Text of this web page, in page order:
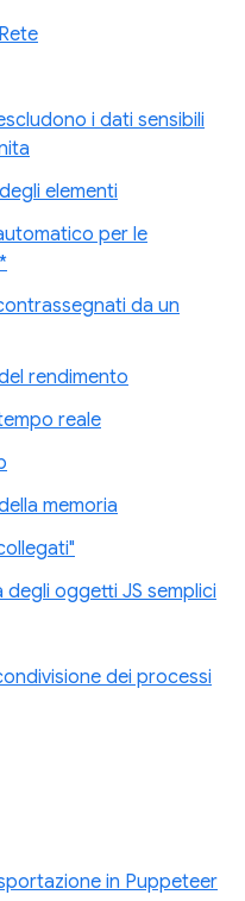
i dati sensibili
elementi
per le
da un
rendimento
reale
memoria
oggetti JS semplici
dei processi
in Puppeteer